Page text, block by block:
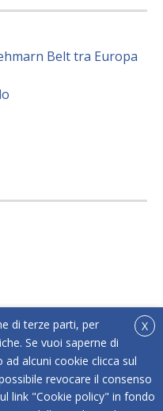
Belt tra Europa
liquido adatto
X
di terze parti, per
Se vuoi saperne di
alcuni cookie clicca sul
revocare il consenso
link "Cookie policy" in fondo